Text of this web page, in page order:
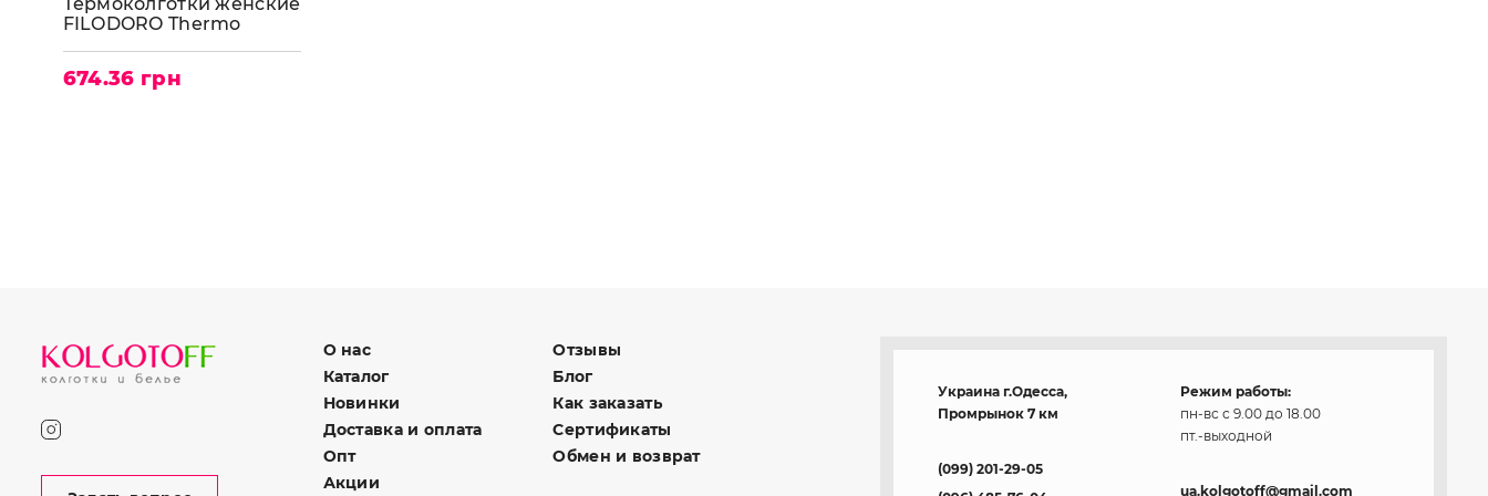
FILODORO Thermo
674.36 грн
О нас
Каталог
Новинки
Доставка и оплата
Опт
Акции
Отзывы
Блог
Как заказать
Сертификаты
Обмен и возврат
Украина г.Одесса,
Промрынок 7 км
(099) 201-29-05
Режим работы:
пн-вс с 9.00 до 18.00
пт.-выходной
ua.kolgotoff@gmail.com